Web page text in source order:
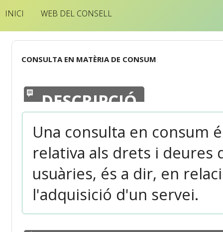
INICI WEB DEL CONSELL
CONSULTA EN MATÈRIA DE CONSUM
DESCRIPCIÓ
Una consulta en consum
relativa als drets i deures
usuàries, és a dir, en
l'adquisició d'un servei.